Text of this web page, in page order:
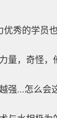
秀的学员
量，奇怪
强...怎么会